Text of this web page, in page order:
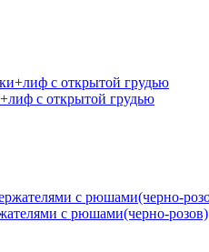
с открытой грудью
с рюшами(черно-розов)